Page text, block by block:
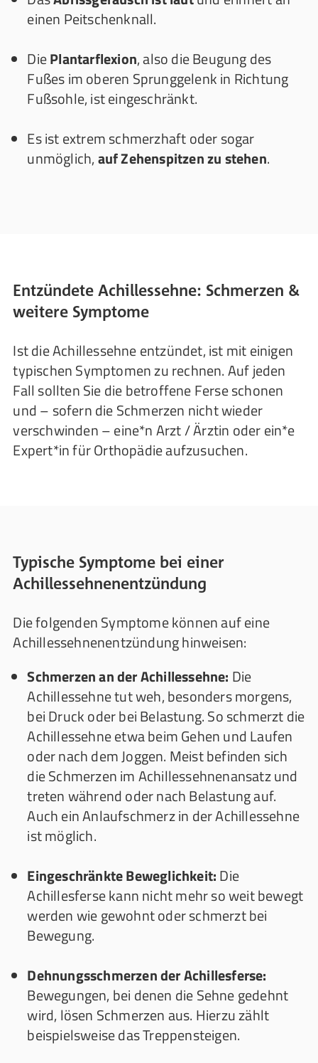
einen Peitschenknall.
DiePlantarflexion, also die Beugung des
Fußes im oberen Sprunggelenk in Richtung
Fußsohle, ist eingeschränkt.
Es ist extrem schmerzhaft oder sogar
unmöglich,auf Zehenspitzen zu stehen.
Entzündete Achillessehne: Schmerzen &
weitere Symptome
Ist die Achillessehne entzündet, ist mit einigen
typischen Symptomen zu rechnen. Auf jeden
Fall sollten Sie die betroffene Ferse schonen
und – sofern die Schmerzen nicht wieder
verschwinden – eine*n Arzt / Ärztin oder ein*e
Expert*in für Orthopädie aufzusuchen.
Typische Symptome bei einer
Achillessehnenentzündung
Die folgenden Symptome können auf eine
Achillessehnenentzündung hinweisen:
Schmerzen an der Achillessehne: Die
Achillessehne tut weh, besonders morgens,
bei Druck oder bei Belastung. So schmerzt die
Achillessehne etwa beim Gehen und Laufen
oder nach dem Joggen. Meist befinden sich
die Schmerzen im Achillessehnenansatz und
treten während oder nach Belastung auf.
Auch ein Anlaufschmerz in der Achillessehne
ist möglich.
Eingeschränkte Beweglichkeit:Die
Achillesferse kann nicht mehr so weit bewegt
werden wie gewohnt oder schmerzt bei
Bewegung.
Dehnungsschmerzen der Achillesferse:
Bewegungen, bei denen die Sehne gedehnt
wird, lösen Schmerzen aus. Hierzu zählt
beispielsweise das Treppensteigen.